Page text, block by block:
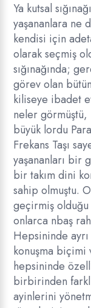
Ya kutsal
yaşananlara ne
kendisi için
olarak seçmiş
sığınağında;
görev olan
kiliseye ibadet
neler
büyük lordu
Frekans Taşı
yaşananları bir
bir takım dini
sahip olmuştu.
geçirmiş olduğu
onlarca nbaş
Hepsininde
konuşma biçimi
hepsininde
birbirinden
ayinlerini